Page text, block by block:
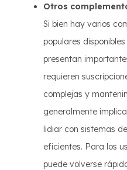
Otros
Si bien hay varios
populares
presentan
requieren
complejas y
generalmente
lidiar con sistemas
eficientes. Para los
puede volverse